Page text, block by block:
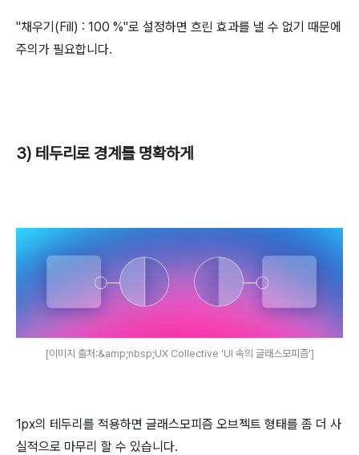
"채우기(Fill) : 100 %"로 설정하면 흐린 효과를 낼 수 없기 때문에
주의가 필요합니다.
3) 테두리로 경계를 명확하게
[이미지 출처:&amp;nbsp;UX Collective 'UI 속의 글래스모피즘']
1px의 테두리를 적용하면 글래스모피즘 오브젝트 형태를 좀 더 사
실적으로 마무리 할 수 있습니다.